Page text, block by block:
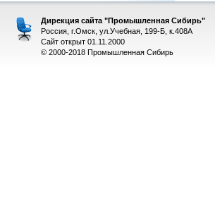
Дирекция сайта "Промышленная Сибирь"
Россия, г.Омск, ул.Учебная, 199-Б, к.408А
Сайт открыт 01.11.2000
© 2000-2018 Промышленная Сибирь